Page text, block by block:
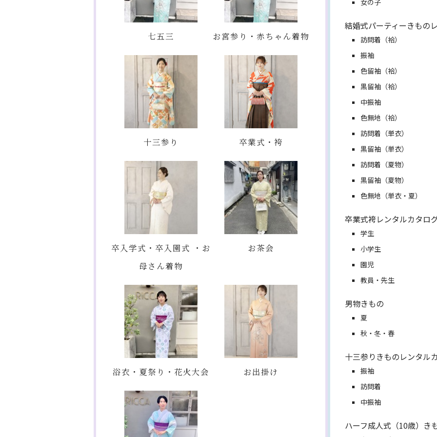
七五三 お宮参り・赤ちゃん着物
十三参り 卒業式・袴
卒入学式・卒入園式 ・お
母さん着物
お茶会
浴衣・夏祭り・花火大会 お出掛け
結婚式パーティーきもの
訪問着（袷）
振袖
色留袖（袷）
黒留袖（袷）
中振袖
色無地（袷）
訪問着（単衣）
黒留袖（単衣）
訪問着（夏物）
黒留袖（夏物）
色無地（単衣・夏）
卒業式袴レンタルカタロ
学生
小学生
園児
教員・先生
男物きもの
夏
秋・冬・春
十三参りきものレンタル
振袖
訪問着
中振袖
ハーフ成人式（10歳）き